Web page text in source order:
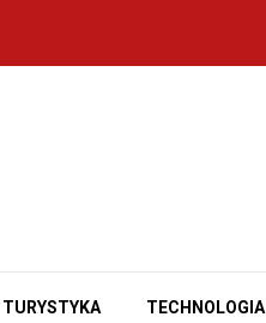
TECHNOLOGIA